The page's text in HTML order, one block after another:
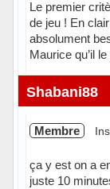
Le premier
de jeu ! En
absolument
Maurice qu’il
Shabani88
Membre
ça y est on a
juste 10